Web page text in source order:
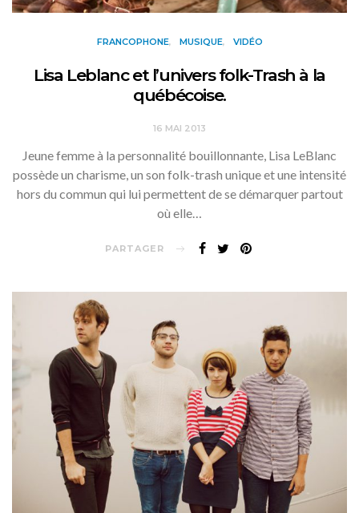
FRANCOPHONE MUSIQUE VIDÉO
Lisa Leblanc et l’univers folk-Trash à la
québécoise.
16 MAI 2013
Jeune femme à la personnalité bouillonnante, Lisa LeBlanc
possède un charisme, un son folk-trash unique et une intensité
hors du commun qui lui permettent de se démarquer partout
où elle…
PARTAGER